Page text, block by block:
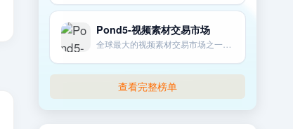
Pond5-视频素材交易市场
全球最大的视频素材交易市场之一。也提供配乐。音效。图片和3D模型等。
查看完整榜单